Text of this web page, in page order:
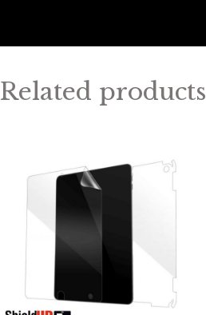
Related products